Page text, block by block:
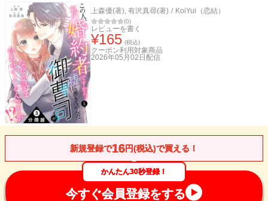
上森優(著), 有沢真尋(著) / KoiYui（恋結）
(0)
レビューを書く
¥165 (税込)
クーポン利用対象商品
2026年05月02日 配信
新規登録で16円(税込)で買える！
かんたん30秒登録！
今すぐ会員登録をする